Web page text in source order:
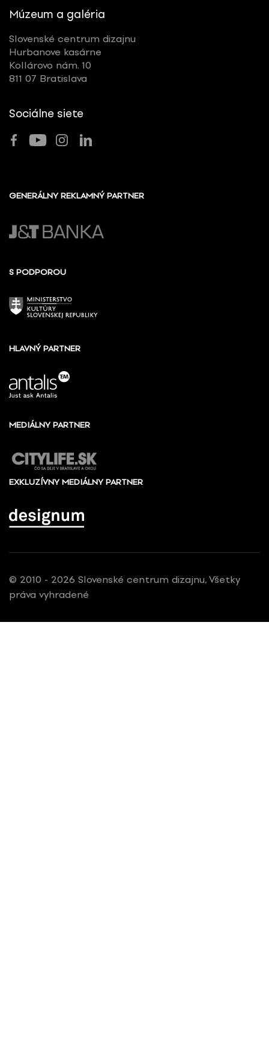
Múzeum a galéria
Slovenské centrum dizajnu
Hurbanove kasárne
Kollárovo nám. 10
811 07 Bratislava
Sociálne siete
GENERÁLNY REKLAMNÝ PARTNER
S PODPOROU
HLAVNÝ PARTNER
MEDIÁLNY PARTNER
EXKLUZÍVNY MEDIÁLNY PARTNER
© 2010 - 2026 Slovenské centrum dizajnu, Všetky
práva vyhradené